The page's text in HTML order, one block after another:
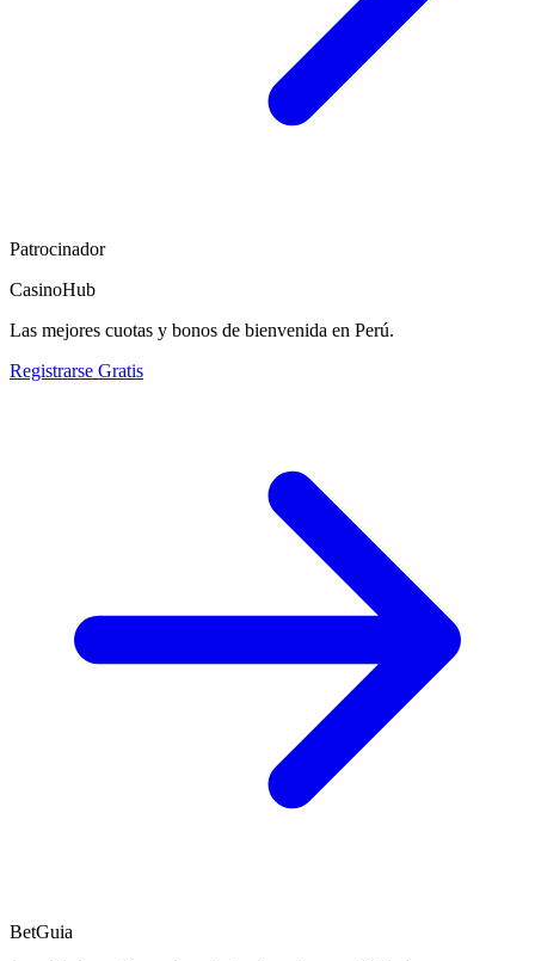
Patrocinador
CasinoHub
Las mejores cuotas y bonos de bienvenida en Perú.
Registrarse Gratis
BetGuia